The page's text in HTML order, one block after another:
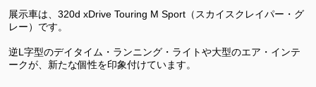
展示車は、320d xDrive Touring M Sport（スカイスクレイパー・グ
レー）です。
逆L字型のデイタイム・ランニング・ライトや大型のエア・インテ
ークが、新たな個性を印象付けています。